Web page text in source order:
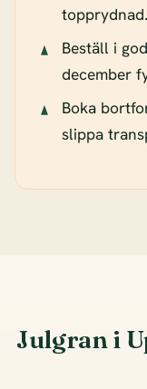
topprydnad.
Beställ i
december
Boka
slippa
Julgran i